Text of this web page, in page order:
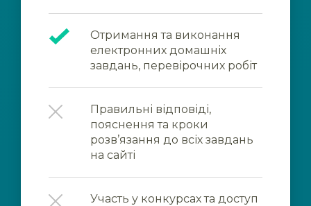
Отримання та виконання
електронних домашніх
завдань, перевірочних робіт
Правильні відповіді,
пояснення та кроки
розв’язання до всіх завдань
на сайті
Участь у конкурсах та доступ